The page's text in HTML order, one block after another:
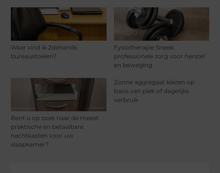
Waar vind ik 2dehands
bureaustoelen?
Fysiotherapie Sneek:
professionele zorg voor herstel
en beweging
Bent u op zoek naar de meest
praktische en betaalbare
nachtkasten voor uw
slaapkamer?
Zonne aggregaat kiezen op
basis van piek of dagelijks
verbruik